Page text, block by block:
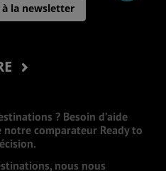
la newsletter
? Besoin d’aide
comparateur Ready to
nous nous